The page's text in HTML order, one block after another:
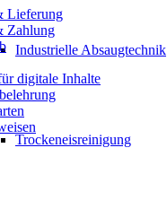
Industrielle Absaugtechnik
Trockeneisreinigung
Lieferung
Zahlung
digitale Inhalte